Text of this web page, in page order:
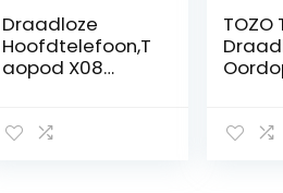
Draadloze
Hoofdtelefoon,T
aopod X08
Draadloze
TOZO
Touch